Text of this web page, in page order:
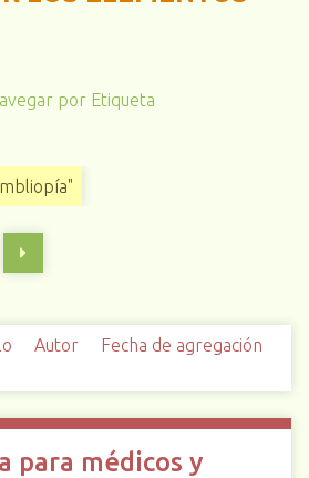
por Etiqueta
Autor Fecha de agregación
para médicos y